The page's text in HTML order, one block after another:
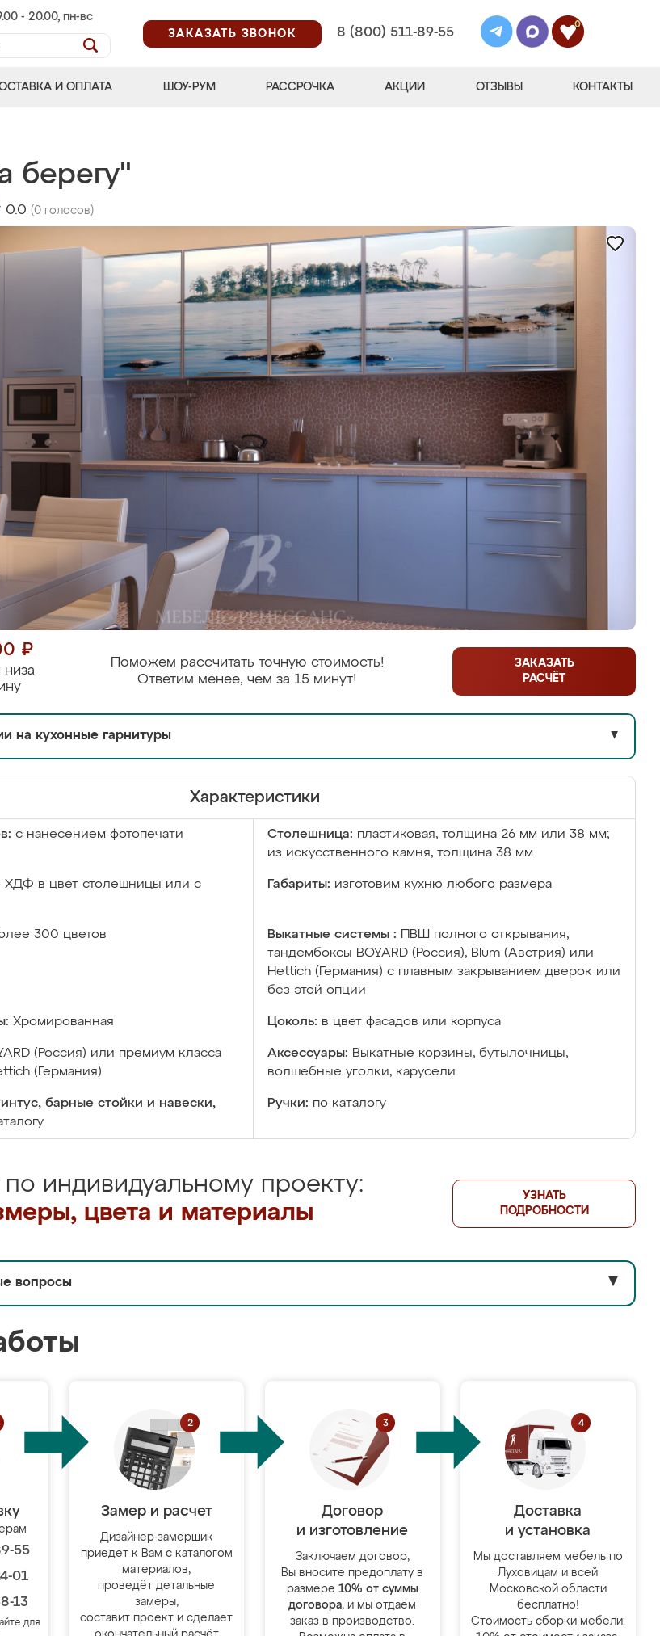
- 20.00, пн-вс
ЗАКАЗАТЬ ЗВОНОК
8 (800) 511-89-55
0
И ОПЛАТА ШОУ-РУМ РАССРОЧКА АКЦИИ ОТЗЫВЫ КОНТАКТЫ
берегу"
0.0 (0 голосов)
₽
низа
Поможем рассчитать точную стоимость!
Ответим менее, чем за 15 минут!
ЗАКАЗАТЬ
РАСЧЁТ
на кухонные гарнитуры ▼
Характеристики
с нанесением фотопечати Столешница: пластиковая, толщина 26 мм или 38 мм;
из искусственного камня, толщина 38 мм
ХДФ в цвет столешницы или с
Габариты: изготовим кухню любого размера
300 цветов Выкатные системы :
ПВШ полного открывания,
тандембоксы BOYARD (Россия), Blum (Австрия) или
Hettich (Германия) с плавным закрыванием дверок или
без этой опции
Хромированная Цоколь: в цвет фасадов или корпуса
(Россия) или премиум класса
(Германия)
Аксессуары: Выкатные корзины, бутылочницы,
волшебные уголки, карусели
барные стойки и навески,
Ручки: по каталогу
индивидуальному проекту:
цвета и материалы
УЗНАТЬ
ПОДРОБНОСТИ
вопросы ▼
55
01
13
для
Замер и расчет
Дизайнер-замерщик
приедет к Вам с каталогом
материалов,
проведёт детальные
замеры,
составит проект и сделает
Договор
и изготовление
Заключаем договор,
Вы вносите предоплату в
размере 10% от суммы
договора, и мы отдаём
заказ в производство.
Доставка
и установка
Мы доставляем мебель по
Луховицам и всей
Московской области
бесплатно!
Стоимость сборки мебели: